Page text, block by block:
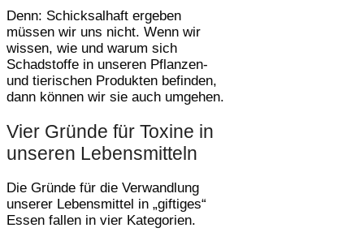
Denn: Schicksalhaft ergeben
müssen wir uns nicht. Wenn wir
wissen, wie und warum sich
Schadstoffe in unseren Pflanzen-
und tierischen Produkten befinden,
dann können wir sie auch umgehen.
Vier Gründe für Toxine in
unseren Lebensmitteln
Die Gründe für die Verwandlung
unserer Lebensmittel in „giftiges“
Essen fallen in vier Kategorien.